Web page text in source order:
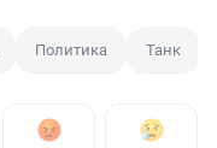
Политика Танк